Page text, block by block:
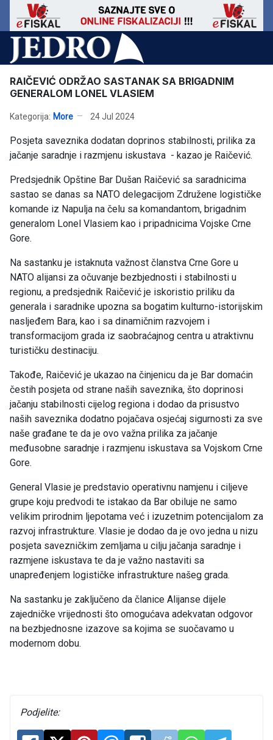
RAIČEVIĆ ODRŽAO SASTANAK SA BRIGADNIM
GENERALOM LONEL VLASIEM
Kategorija: More 24 Jul 2024
Posjeta saveznika dodatan doprinos stabilnosti, prilika za
jačanje saradnje i razmjenu iskustava - kazao je Raičević.
Predsjednik Opštine Bar Dušan Raičević sa saradnicima
sastao se danas sa NATO delegacijom Združene logističke
komande iz Napulja na čelu sa komandantom, brigadnim
generalom Lonel Vlasiem kao i pripadnicima Vojske Crne
Gore.
Na sastanku je istaknuta važnost članstva Crne Gore u
NATO alijansi za očuvanje bezbjednosti i stabilnosti u
regionu, a predsjednik Raičević je iskoristio priliku da
generala i saradnike upozna sa bogatim kulturno-istorijskim
nasljeđem Bara, kao i sa dinamičnim razvojem i
transformacijom grada iz saobraćajnog centra u atraktivnu
turističku destinaciju.
Takođe, Raičević je ukazao na činjenicu da je Bar domaćin
čestih posjeta od strane naših saveznika, što doprinosi
jačanju stabilnosti cijelog regiona i dodao da prisustvo
naših saveznika dodatno pojačava osjećaj sigurnosti za sve
naše građane te da je ovo važna prilika za jačanje
međusobne saradnje i razmjenu iskustava sa Vojskom Crne
Gore.
General Vlasie je predstavio operativnu namjenu i ciljeve
grupe koju predvodi te istakao da Bar obiluje ne samo
velikim prirodnim ljepotama već i izuzetnim potencijalom za
razvoj infrastrukture. Vlasie je dodao da je ovo jedna u nizu
posjeta savezničkim zemljama u cilju jačanja saradnje i
razmjene iskustava te da je važno nastaviti sa
unapređenjem logističke infrastrukture našeg grada.
Na sastanku je zaključeno da članice Alijanse dijele
zajedničke vrijednosti što omogućava adekvatan odgovor
na bezbjednosne izazove sa kojima se suočavamo u
modernom dobu.
Podjelite: